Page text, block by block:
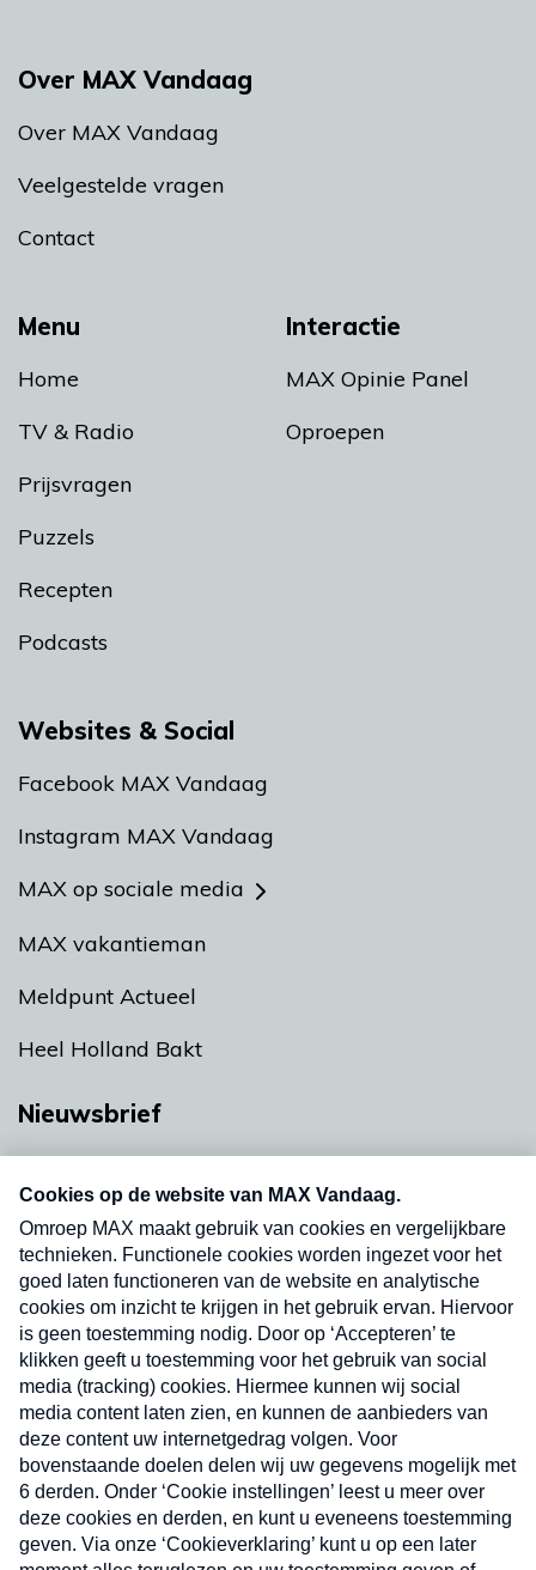
Menu
Home
TV & Radio
Prijsvragen
Puzzels
Recepten
Podcasts
Interactie
MAX Opinie Panel
Oproepen
Over MAX Vandaag
Over MAX Vandaag
Veelgestelde vragen
Contact
Websites & Social
Facebook MAX Vandaag
Instagram MAX Vandaag
MAX op sociale media
MAX vakantieman
Meldpunt Actueel
Heel Holland Bakt
Nieuwsbrief
nieuwsbrief. Elke vrijdag- en dinsdagochtend in
uw mailbox.
Verzend
Nieuwsbrief
Neem hier een gratis abonnement op onze